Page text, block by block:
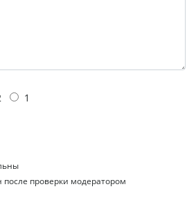
1
после проверки модератором